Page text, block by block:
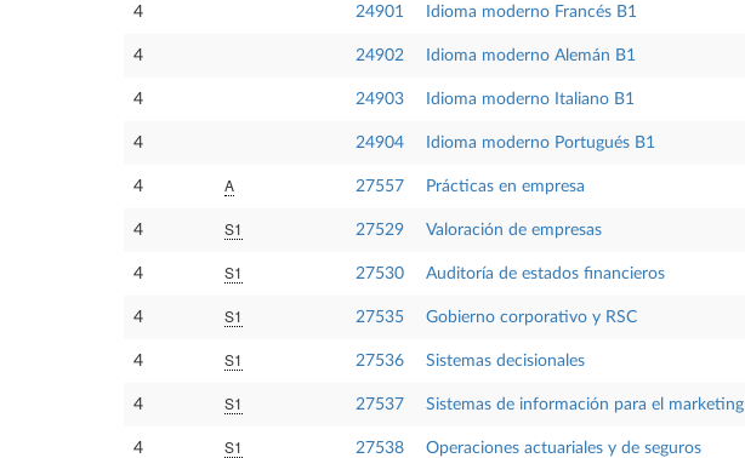
4 24901 Idioma moderno Francés B1
4 24902 Idioma moderno Alemán B1
4 24903 Idioma moderno Italiano B1
4 24904 Idioma moderno Portugués B1
4 A 27557 Prácticas en empresa
4 S1 27529 Valoración de empresas
4 S1 27530 Auditoría de estados financieros
4 S1 27535 Gobierno corporativo y RSC
4 S1 27536 Sistemas decisionales
4 S1 27537 Sistemas de información para el marketing
4 S1 27538 Operaciones actuariales y de seguros